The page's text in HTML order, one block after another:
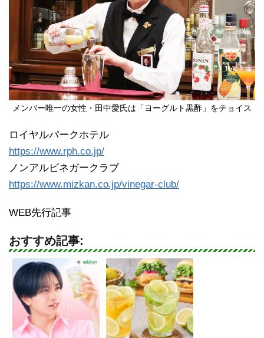
メンバー唯一の女性・田中愛氏は「ヨーグルト黒酢」をチョイス
ロイヤルパークホテル
https://www.rph.co.jp/
ノンアルビネガークラブ
https://www.mizkan.co.jp/vinegar-club/
WEB先行記事
おすすめ記事: